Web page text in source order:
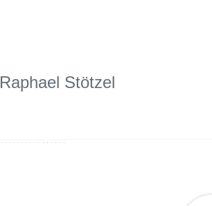
Raphael Stötzel